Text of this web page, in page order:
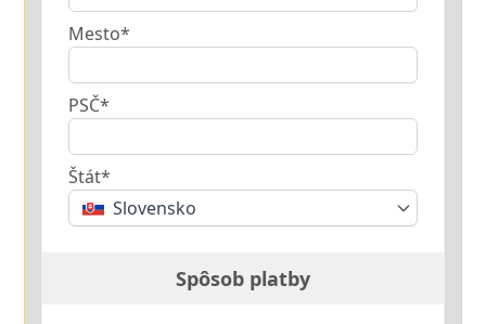
Mesto*
PSČ*
Štát*
Slovensko
Spôsob platby